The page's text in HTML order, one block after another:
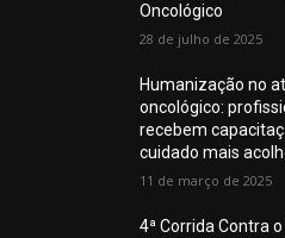
Oncológico
28 de julho de 2025
Humanização no
oncológico:
recebem
cuidado mais
11 de março de 2025
4ª Corrida Contra